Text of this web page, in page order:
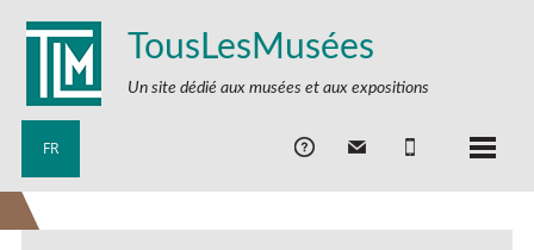
TousLesMusées
Un site dédié aux musées et aux expositions
FR